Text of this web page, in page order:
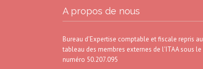
A propos de nous
Bureau d'Expertise comptable et fiscale repris au
tableau des membres externes de l'ITAA sous le
numéro 50.207.095